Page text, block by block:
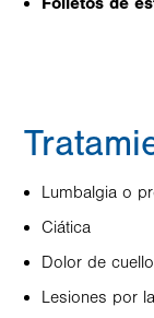
Lumbalgia o
Ciática
Dolor de
Lesiones por